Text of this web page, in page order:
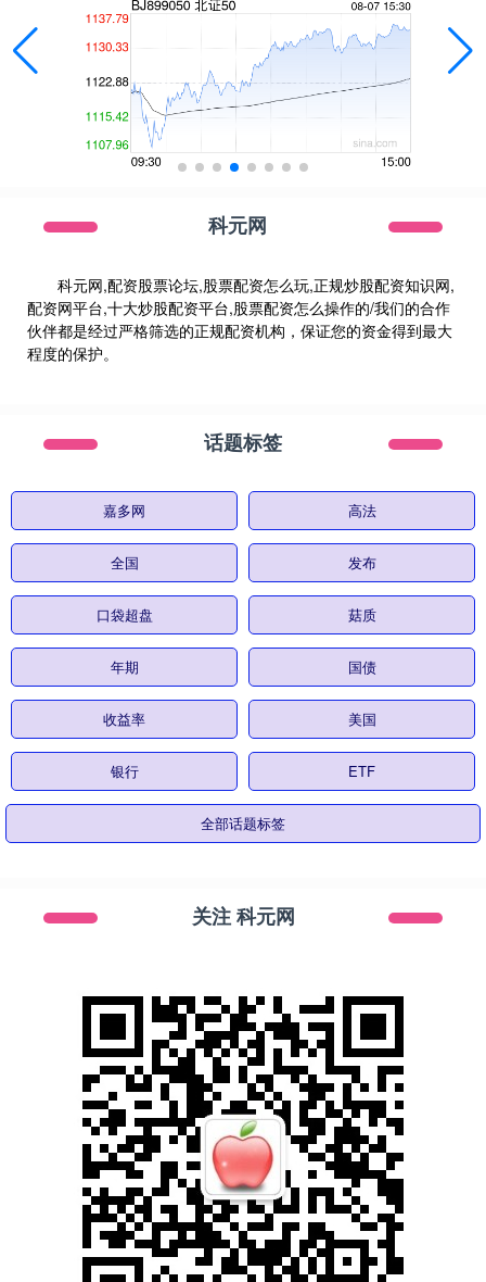
科元网
科元网,配资股票论坛,股票配资怎么玩,正规炒股配资知识网,
配资网平台,十大炒股配资平台,股票配资怎么操作的/我们的合作
伙伴都是经过严格筛选的正规配资机构，保证您的资金得到最大
程度的保护。
话题标签
嘉多网 高法
全国 发布
口袋超盘 菇质
年期 国债
收益率 美国
银行 ETF
全部话题标签
关注 科元网